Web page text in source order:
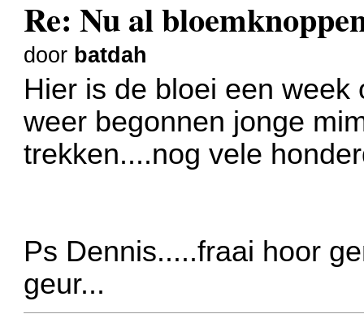
Re: Nu al
door batdah
Hier is de bloei een
weer begonnen jonge
trekken....nog vele
Ps Dennis.....fraai hoor
geur...